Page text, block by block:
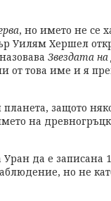
, но името не се
Уилям Хершел
Звездата
от това име и я
планета, защото
на
да е записана
но не